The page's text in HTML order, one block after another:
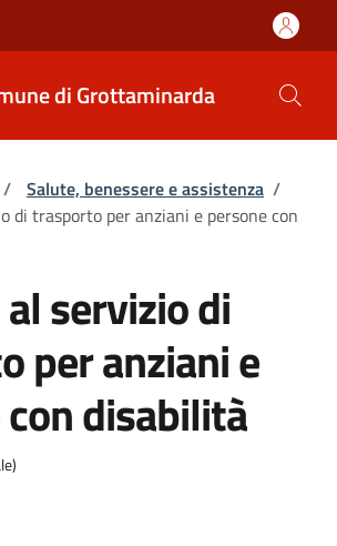
di Grottaminarda
pane
/ Salute, benessere e assistenza /
di trasporto per anziani e persone con
servizio di
per anziani e
disabilità